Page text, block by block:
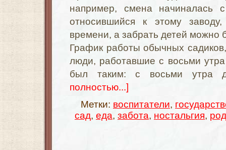
например, смена начиналась
относившийся к этому
времени, а забрать детей можно
График работы обычных
люди, работавшие с восьми
был таким: с восьми утра
полностью...]
Метки: воспитатели,
сад, еда, забота, ностальгия,